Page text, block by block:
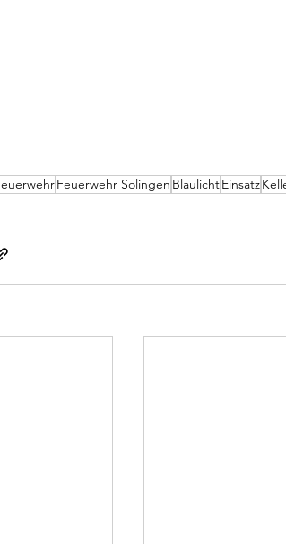
Feuerwehr Solingen BlaulichtEinsatz